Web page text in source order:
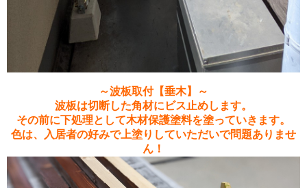
～波板取付【垂木】～
波板は切断した角材にビス止めします。
その前に下処理として木材保護塗料を塗っていきます。
色は、入居者の好みで上塗りしていただいで問題ありませ
ん！